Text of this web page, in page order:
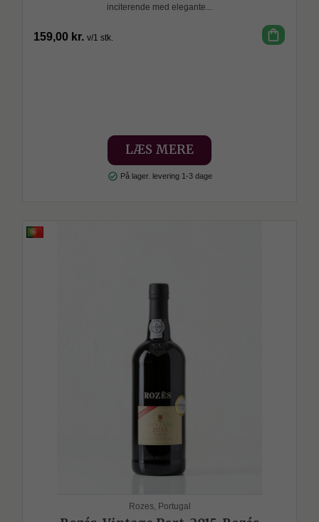
inciterende med elegante...
159,00 kr. v/1 stk. shopping_bag
LÆS MERE
check_circle På lager. levering 1-3 dage
Rozes, Portugal